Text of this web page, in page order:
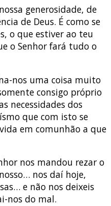
generosidade, de
de Deus. É como se
o que estiver ao teu
o Senhor fará tudo o
nos uma coisa muito
consigo próprio
necessidades dos
que com isto se
em comunhão a que
nos mandou rezar o
nos daí hoje,
e não nos deixeis
nos do mal.